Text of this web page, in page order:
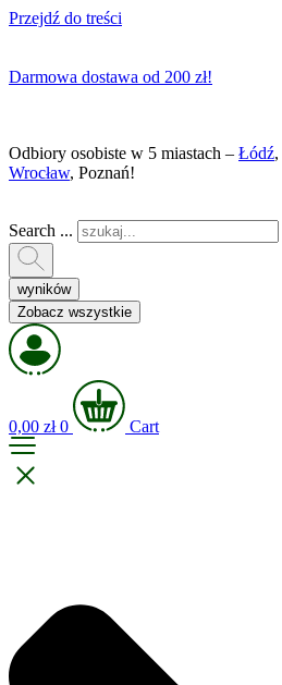
Przejdź do treści
Darmowa dostawa od 200 zł!
Odbiory osobiste w 5 miastach – Łódź,
Wrocław, Poznań!
Search ...
wyników
Zobacz wszystkie
0,00 zł 0 Cart